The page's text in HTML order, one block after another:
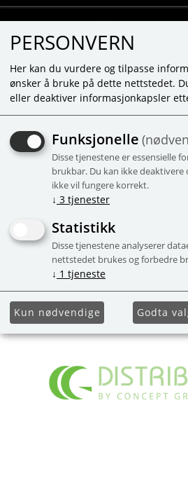
SYLVANIAN
FOR BABYKATT
FARGET
2198
Kampanje
PERSONVERN
Her kan du vurdere og tilpasse
ønsker å bruke på dette nettstedet.
eller deaktiver informasjonkapsler
Funksjonelle
Disse tjenestene er essensielle
brukbar. Du kan ikke deaktivere
ikke vil fungere korrekt.
↓ 3 tjenester
Statistikk
Disse tjenestene analyserer
nettstedet brukes og forbedre
↓ 1 tjeneste
Kun nødvendige Godta